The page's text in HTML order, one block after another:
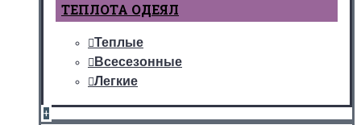
ТЕПЛОТА ОДЕЯЛ
Теплые
Всесезонные
Легкие
+